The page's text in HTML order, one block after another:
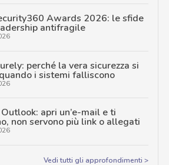
Awards 2026: le sfide
antifragile
perché la vera sicurezza si
i sistemi falliscono
apri un’e-mail e ti
non servono più link o allegati
Vedi tutti gli approfondimenti >